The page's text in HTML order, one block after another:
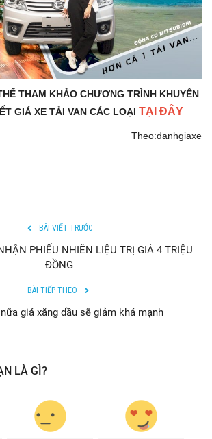
THAM KHẢO CHƯƠNG TRÌNH KHUYẾN
GIÁ XE TẢI VAN CÁC LOẠI TẠI ĐÂY
Theo:danhgiaxe
BÀI VIẾT TRƯỚC
PHIẾU NHIÊN LIỆU TRỊ GIÁ 4 TRIỆU
ĐỒNG
BÀI TIẾP THEO
giá xăng dầu sẽ giảm khá mạnh
LÀ GÌ?